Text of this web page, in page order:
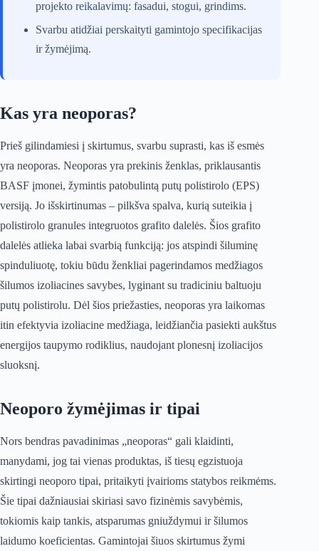
projekto reikalavimų: fasadui, stogui, grindims.
Svarbu atidžiai perskaityti gamintojo specifikacijas
ir žymėjimą.
Kas yra neoporas?
Prieš gilindamiesi į skirtumus, svarbu suprasti, kas iš esmės
yra neoporas. Neoporas yra prekinis ženklas, priklausantis
BASF įmonei, žymintis patobulintą putų polistirolo (EPS)
versiją. Jo išskirtinumas – pilkšva spalva, kurią suteikia į
polistirolo granules integruotos grafito dalelės. Šios grafito
dalelės atlieka labai svarbią funkciją: jos atspindi šiluminę
spinduliuotę, tokiu būdu ženkliai pagerindamos medžiagos
šilumos izoliacines savybes, lyginant su tradiciniu baltuoju
putų polistirolu. Dėl šios priežasties, neoporas yra laikomas
itin efektyvia izoliacine medžiaga, leidžiančia pasiekti aukštus
energijos taupymo rodiklius, naudojant plonesnį izoliacijos
sluoksnį.
Neoporo žymėjimas ir tipai
Nors bendras pavadinimas „neoporas“ gali klaidinti,
manydami, jog tai vienas produktas, iš tiesų egzistuoja
skirtingi neoporo tipai, pritaikyti įvairioms statybos reikmėms.
Šie tipai dažniausiai skiriasi savo fizinėmis savybėmis,
tokiomis kaip tankis, atsparumas gniuždymui ir šilumos
laidumo koeficientas. Gamintojai šiuos skirtumus žymi